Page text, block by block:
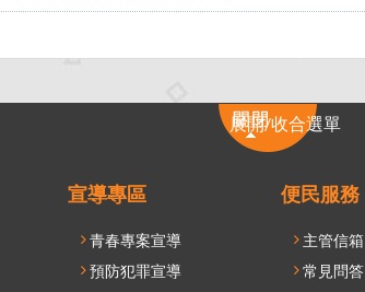
展開/收合選單
合
單
宣導專區
青春專案宣導
預防犯罪宣導
便民服務
主管信箱
常見問答